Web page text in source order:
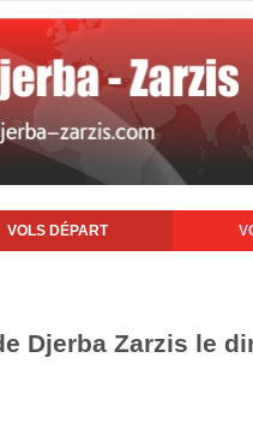
VOLS DÉPART
Djerba Zarzis le